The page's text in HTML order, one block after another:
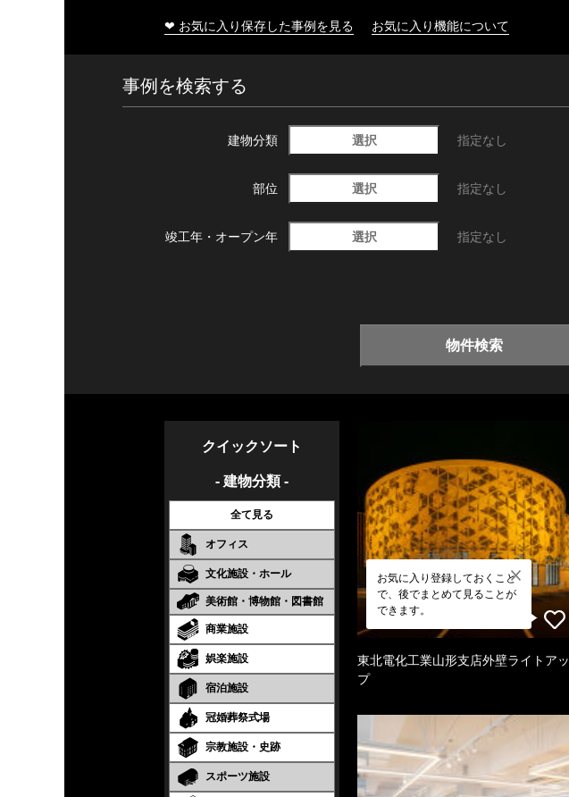
❤ お気に入り保存した事例を見る お気に入り機能について
事例を検索する
建物分類 選択 指定なし
部位 選択 指定なし
竣工年・ オープン年 選択 指定なし
物件検索
クイックソート
- 建物分類 -
全て見る
オフィス
文化施設・ホール
美術館・博物館・図書館
商業施設
娯楽施設
宿泊施設
冠婚葬祭式場
宗教施設・史跡
スポーツ施設
お気に入り登録しておくこと
で、後でまとめて見ることが
できます。
東北電化工業山形支店外壁ライトアッ
プ